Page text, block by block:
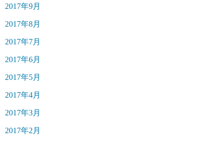
2017年9月
2017年8月
2017年7月
2017年6月
2017年5月
2017年4月
2017年3月
2017年2月